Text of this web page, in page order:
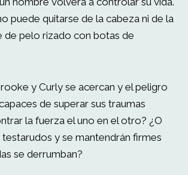
puede quitarse de la cabeza ni de la
de pelo rizado con botas de
y Curly se acercan y el peligro
de superar sus traumas
la fuerza el uno en el otro? ¿O
testarudos y se mantendrán firmes
se derrumban?